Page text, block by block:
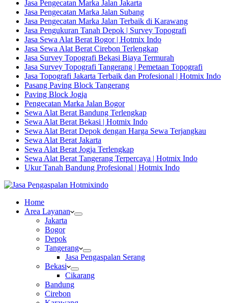
Jasa Pengecatan Marka Jalan Jakarta
Jasa Pengecatan Marka Jalan Subang
Jasa Pengecatan Marka Jalan Terbaik di Karawang
Jasa Pengukuran Tanah Depok | Survey Topografi
Jasa Sewa Alat Berat Bogor | Hotmix Indo
Jasa Sewa Alat Berat Cirebon Terlengkap
Jasa Survey Topografi Bekasi Biaya Termurah
Jasa Survey Topografi Tangerang | Pemetaan Topografi
Jasa Topografi Jakarta Terbaik dan Profesional | Hotmix Indo
Pasang Paving Block Tangerang
Paving Block Jogja
Pengecatan Marka Jalan Bogor
Sewa Alat Berat Bandung Terlengkap
Sewa Alat Berat Bekasi | Hotmix Indo
Sewa Alat Berat Depok dengan Harga Sewa Terjangkau
Sewa Alat Berat Jakarta
Sewa Alat Berat Jogja Terlengkap
Sewa Alat Berat Tangerang Terpercaya | Hotmix Indo
Ukur Tanah Bandung Profesional | Hotmix Indo
Home
Area Layanan
Jakarta
Bogor
Depok
Tangerang
Jasa Pengaspalan Serang
Bekasi
Cikarang
Bandung
Cirebon